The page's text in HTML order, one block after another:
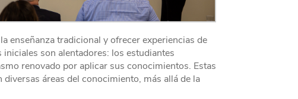
enseñanza tradicional y ofrecer experiencias de
son alentadores: los estudiantes
renovado por aplicar sus conocimientos. Estas
áreas del conocimiento, más allá de la